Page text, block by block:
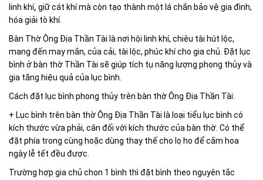
linh khí, giữ cát khí mà còn tạo thành một lá chắn bảo vệ gia đình,
hóa giải tò khí.
Bàn Thờ Ông Địa Thần Tài là nơi hội linh khí, chiêu tài hút lộc,
mang đến may mắn, của cải, tài lộc, phúc khí cho gia chủ. Đặt lục
bình ở bàn thờ Thần Tài sẽ giúp tích tụ năng lượng phong thủy và
gia tăng hiệu quả của lục bình.
Cách đặt lục bình phong thủy trên bàn thờ Ông Địa Thần Tài:
+ Lục bình trên bàn thờ Ông Địa Thần Tài là loại tiểu lục bình có
kích thước vừa phải, cân đối với kích thước của bàn thờ. Có thể
đặt phía trong cùng hoặc dùng thay thế cho lọ ho để cắm hoa
ngày lễ tết đều được.
Trường hợp gia chủ chọn 1 bình thì đặt bình theo nguyên tắc